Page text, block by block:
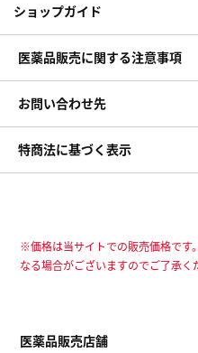
ショップガイド
医薬品販売に関する注意事項
お問い合わせ先
特商法に基づく表示
※価格は当サイトでの販売価格です
なる場合がございますのでご了承く
医薬品販売店舗